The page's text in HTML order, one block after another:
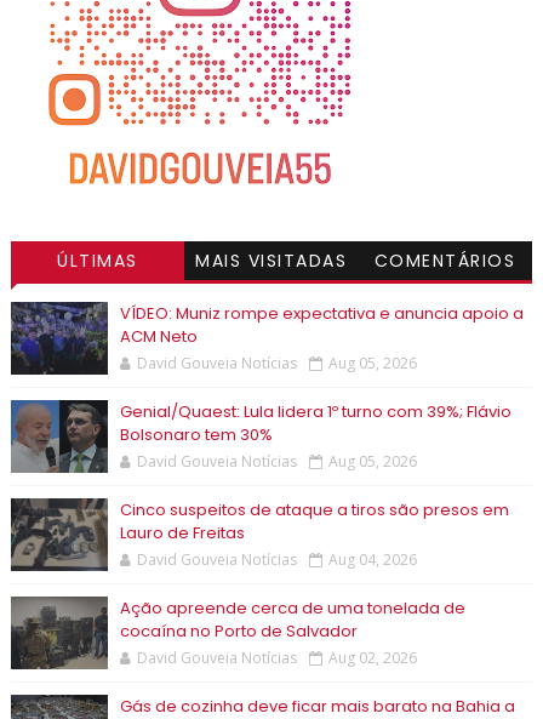
ÚLTIMAS MAIS VISITADAS COMENTÁRIOS
VÍDEO: Muniz rompe expectativa e anuncia apoio a
ACM Neto
David Gouveia Notícias Aug 05, 2026
Genial/Quaest: Lula lidera 1º turno com 39%; Flávio
Bolsonaro tem 30%
David Gouveia Notícias Aug 05, 2026
Cinco suspeitos de ataque a tiros são presos em
Lauro de Freitas
David Gouveia Notícias Aug 04, 2026
Ação apreende cerca de uma tonelada de
cocaína no Porto de Salvador
David Gouveia Notícias Aug 02, 2026
Gás de cozinha deve ficar mais barato na Bahia a